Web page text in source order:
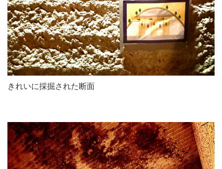
きれいに採掘された断面